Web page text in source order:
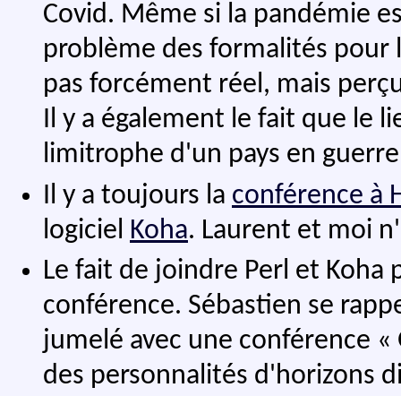
Covid. Même si la pandémie
problème des formalités
pas forcément réel, mais
Il y a également le fait que le
limitrophe d'un pays en
Il y a toujours la conférence à
logiciel Koha. Laurent et moi
Le fait de joindre Perl et
conférence. Sébastien se
jumelé avec une conférence «
des personnalités d'horizons